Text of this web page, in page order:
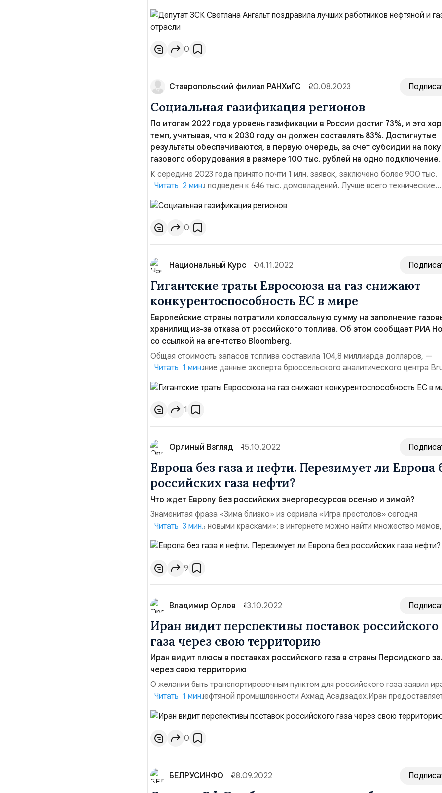
энергетического комплекса, транспорта, дорожного хозяйства и связи
Чепель и глава администрации Западного округа Дмитрий Водолацкий.
промышленность – особая отрасль, тесно связана со всеми отра...
0
Ставропольский филиал РАНХиГС 20.08.2023
Социальная газификация регионов
По итогам 2022 года уровень газификации в России достиг 73%, и это
темп, учитывая, что к 2030 году он должен составлять 83%. Достигнутые
результаты обеспечиваются, в первую очередь, за счет субсидий на
газового оборудования в размере 100 тыс. рублей на одно подключение.
К середине 2023 года принято почти 1 млн. заявок, заключено более 900 тыс.
договоров, газ подведен к 646 тыс. домовладений. Лучше всего технические
возможности для подключения показывают Московская, Свердловская и
Челябинская области, а лидерами по организации газификации выступают
Республика, Липецкая, Пензенская, Оренбургская области, Чуваши...
Читать 2 мин.
0
Национальный Курс 04.11.2022
Гигантские траты Евросоюза на газ снижают
конкурентоспособность ЕС в мире
Европейские страны потратили колоссальную сумму на заполнение
хранилищ из-за отказа от российского топлива. Об этом сообщает РИА
со ссылкой на агентство Bloomberg.
Общая стоимость запасов топлива составила 104,8 миллиарда долларов, —
приводит издание данные эксперта брюссельского аналитического центра
Бена МакВильямса. При этом обозреватель предупредил, что расходы
стран на заполнение хранилищ будут только расти.Нынешние затраты
вдвое превысили общий объем финансовой помощи Украин...
Читать 1 мин.
1
Орлиный Взгляд 15.10.2022
Европа без газа и нефти. Перезимует ли Европа
российских газа нефти?
Что ждет Европу без российских энергоресурсов осенью и зимой?
Знаменитая фраза «Зима близко» из сериала «Игра престолов» сегодня
«расцветилась новыми красками»: в интернете можно найти множество мемов,
демотиваторов и даже пародийных видеороликов, посвящённых отказу
от российских нефти и газа и возможных последствиях этого решения. Так
ли Старый Свет всё-таки перезимовать? Главы некоторых европейс...
Читать 3 мин.
9
Владимир Орлов 13.10.2022
Иран видит перспективы поставок российского
газа через свою территорию
Иран видит плюсы в поставках российского газа в страны Персидского
через свою территорию
О желании быть транспортировочным пунктом для российского газа заявил
замминистра нефтяной промышленности Ахмад Асадзадех.Иран
самые хорошие возможности. Через территорию Ирана можно
российские нефть и газ покупателям юга Персидского залива. Например,
крупный потребитель газа. У них мало ресурсов, стран...
Читать 1 мин.
0
БЕЛРУСИНФО 28.09.2022